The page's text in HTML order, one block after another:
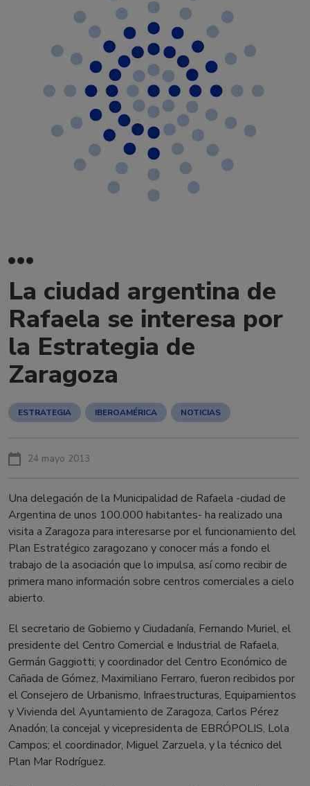
La ciudad argentina de
Rafaela se interesa por
la Estrategia de
Zaragoza
ESTRATEGIA IBEROAMÉRICA NOTICIAS
24 mayo 2013
Una delegación de la Municipalidad de Rafaela -ciudad de
Argentina de unos 100.000 habitantes- ha realizado una
visita a Zaragoza para interesarse por el funcionamiento del
Plan Estratégico zaragozano y conocer más a fondo el
trabajo de la asociación que lo impulsa, así como recibir de
primera mano información sobre centros comerciales a cielo
abierto.
El secretario de Gobierno y Ciudadanía, Fernando Muriel, el
presidente del Centro Comercial e Industrial de Rafaela,
Germán Gaggiotti; y coordinador del Centro Económico de
Cañada de Gómez, Maximiliano Ferraro, fueron recibidos por
el Consejero de Urbanismo, Infraestructuras, Equipamientos
y Vivienda del Ayuntamiento de Zaragoza, Carlos Pérez
Anadón; la concejal y vicepresidenta de EBRÓPOLIS, Lola
Campos; el coordinador, Miguel Zarzuela, y la técnico del
Plan Mar Rodríguez.